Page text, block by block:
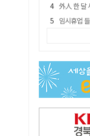
外人 한 달 새 8000
임시휴업 들어갔던
신세계사이먼,
이의준 전 경북도
"상법개정해도 주주가 '
전북 경찰 간부 '女교